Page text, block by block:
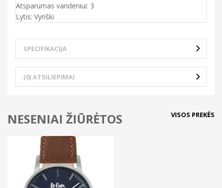
Atsparumas vandeniui: 3
Lytis: Vyriški
SPECIFIKACIJA
(0) ATSILIEPIMAI
NESENIAI ŽIŪRĖTOS VISOS PREKĖS